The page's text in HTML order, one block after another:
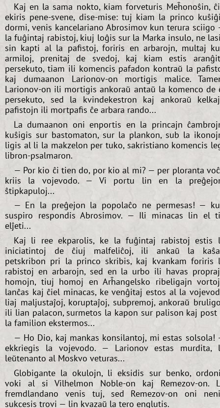
Kaj en la sama nokto, kiam forveturis Meĥonoŝin,
ekiris pene-svene, dise-mise: tuj kiam la princo
dormi, venis kancelariano Abrosimov kun terura sciigo
la fuĝintaj rabistoj, kiuj loĝis sur la Marka insulo, ne
sin kapti al la pafistoj, foriris en arbarojn, multaj
armiloj, prenitaj de svedoj, kaj kiam estis
persekuto, tiam ili komencis pafadon kontraŭ la
kaj dumaanon Larionov-on mortigis malice.
Larionov-on ili mortigis ankoraŭ antaŭ la komenco de
persekuto, sed la kvindekestron kaj ankoraŭ
pafistojn ili mortpafis ĉe arbara rando...
La dumaanon oni enportis en la princajn
kuŝigis sur bastomaton, sur la plankon, sub la
ligis al li la makzelon per tuko, sakristiano komencis
libron-psalmaron.
— Por kio ĉi tien do, por kio al mi? — per ploranta
kriis la vojevodo. — Vi portu lin en la
ŝtipkapuloj...
— En la preĝejon la popolaĉo ne permesas! —
suspiro respondis Abrosimov. — Ili minacas lin el
elĵeti...
Kaj li ree ekparolis, ke la fuĝintaj rabistoj estis
iniciatintoj de ĉiuj malfeliĉoj, ili ankaŭ la
petskribon pri la princo skribis, kaj kvankam foriris
rabistoj en arbarojn, sed en la urbo ili havas
homojn, tiuj homoj en Arĥangelsko ribeligajn
lanĉas kaj ĉiel minacas, ke venĝitaj estos al la
liaj maljustaĵoj, koruptaĵoj, subpremoj, ankoraŭ
ili lian palacon, surmetos la kapon sur palison kaj
la familion ekstermos...
— Ho Dio, kaj mankas konsilantoj, mi estas solsola!
ekkriegis la vojevodo. — Larionov estas murdita,
leŭtenanto al Moskvo veturas...
Globigante la okulojn, li eksidis sur benko,
voki al si Vilhelmon Noble-on kaj Remezov-on.
fremdlandano venis tuj, sed Remezov-on oni
sukcesis trovi — lin kvazaŭ la tero englutis.